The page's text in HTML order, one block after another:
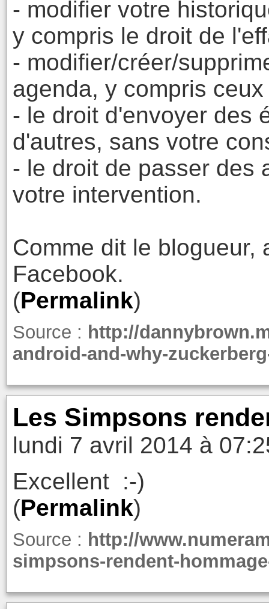
- modifier votre
y compris le droit de
- modifier/créer/
agenda, y compris
- le droit d'envoyer des
d'autres, sans votre
- le droit de passer des
votre intervention.
Comme dit le blogueur,
Facebook.
(Permalink)
Source : http://
android-and-why-
Les Simpsons
lundi 7 avril 2014 à
Excellent :-)
(Permalink)
Source : http://
simpsons-rendent-